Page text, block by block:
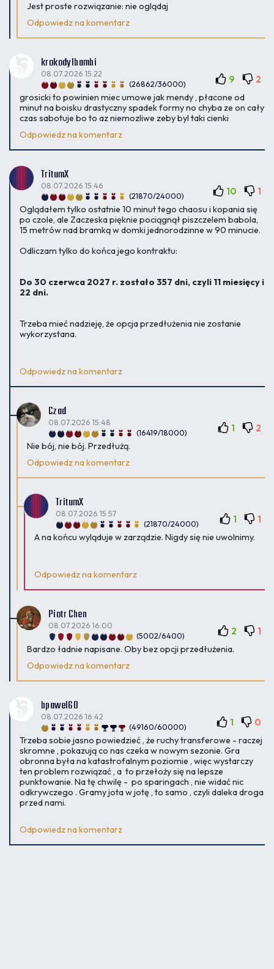
Jest proste rozwiązanie: nie oglądaj
Odpowiedz na komentarz
krokodylbambi
(26862/36000)
08.07.2026 15:22 9 2
grosicki to powinien miec umowe jak mendy , płacone od
minut na boisku drastyczny spadek formy no chyba ze on cały
czas sabotuje bo to az niemozliwe zeby byl taki cienki
Odpowiedz na komentarz
TritumX
(21870/24000)
08.07.2026 15:46 10 1
Oglądałem tylko ostatnie 10 minut tego chaosu i kopania się
po czole, ale Zaczeska pięknie pociągnął piszczelem babola,
15 metrów nad bramką w domki jednorodzinne w 90 minucie.
Odliczam tylko do końca jego kontraktu:
Do 30 czerwca 2027 r. zostało 357 dni, czyli 11 miesięcy i
22 dni.
Trzeba mieć nadzieję, że opcja przedłużenia nie zostanie
wykorzystana.
Odpowiedz na komentarz
Czad
(16419/18000)
08.07.2026 15:48 1 2
Nie bój, nie bój. Przedłużą.
Odpowiedz na komentarz
TritumX
(21870/24000)
08.07.2026 15:57 1 1
A na końcu wyląduje w zarządzie. Nigdy się nie uwolnimy.
Odpowiedz na komentarz
Piotr Chen
(5002/6400)
08.07.2026 16:00 2 1
Bardzo ładnie napisane. Oby bez opcji przedłużenia.
Odpowiedz na komentarz
bpawel60
(49160/60000)
08.07.2026 16:42 1 0
Trzeba sobie jasno powiedzieć , że ruchy transferowe - raczej
skromne , pokazują co nas czeka w nowym sezonie. Gra
obronna była na katastrofalnym poziomie , więc wystarczy
ten problem rozwiązać , a to przełoży się na lepsze
punktowanie. Na tę chwilę - po sparingach , nie widać nic
odkrywczego . Gramy jota w jotę , to samo , czyli daleka droga
przed nami.
Odpowiedz na komentarz